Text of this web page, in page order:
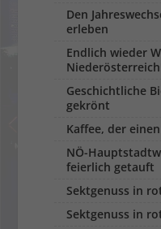
Den
erleben
Endlich wieder
Geschichtliche
gekrönt
Kaffee, der
NÖ-
feierlich getauft
Sektgenuss in
Sektgenuss in